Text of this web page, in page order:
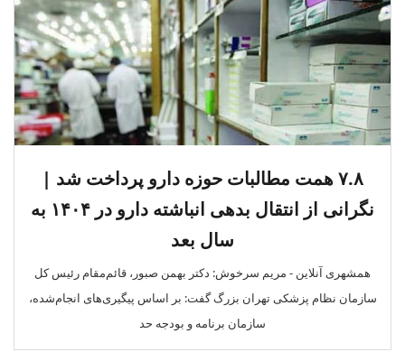
۷.۸ همت مطالبات حوزه دارو پرداخت شد |
نگرانی از انتقال بدهی انباشته دارو در ۱۴۰۴ به
سال بعد
همشهری آنلاین - مریم سرخوش: دکتر بهمن صبور، قائم‌مقام رئیس کل
سازمان نظام پزشکی تهران بزرگ گفت: بر اساس پیگیری‌های انجام‌شده،
سازمان برنامه و بودجه حد